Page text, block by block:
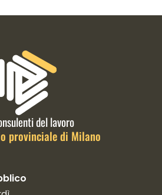
contatto e link
del lavoro
provinciale di Milano